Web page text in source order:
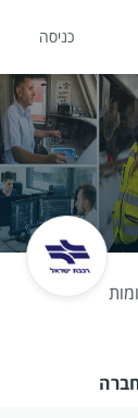
כניסה